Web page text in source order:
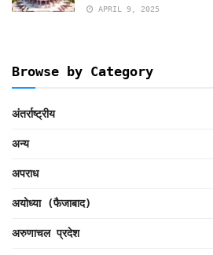
APRIL 9, 2025
Browse by Category
अंतर्राष्ट्रीय
अन्य
अपराध
अयोध्या (फैजाबाद)
अरुणाचल प्रदेश